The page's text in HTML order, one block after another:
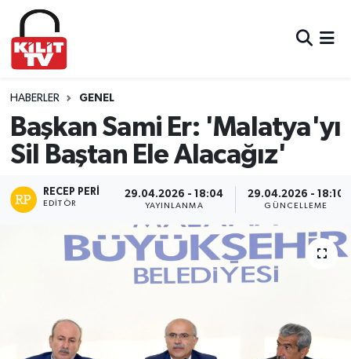
HABERLER GENEL
Başkan Sami Er: 'Malatya'yı
Sil Baştan Ele Alacağız'
RECEP PERI
EDITÖR
29.04.2026 - 18:04
YAYINLANMA
29.04.2026 - 18:10
GÜNCELLEME
Hava Durumu
Trafik Durumu
Süper Lig Puan Durumu ve Fikstür
Haber Arşivi